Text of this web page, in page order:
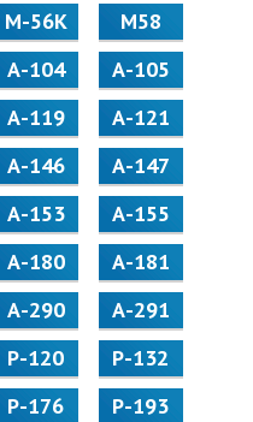
M-56K
М58
А-104
А-105
А-119
А-121
А-146
А-147
А-153
А-155
А-180
А-181
А-290
А-291
Р-120
Р-132
Р-176
Р-193